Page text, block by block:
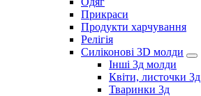
Прикраси
Продукти харчування
Релігія
Силіконові 3D молди
Інші 3д молди
Квіти, листочки 3д
Тваринки 3д